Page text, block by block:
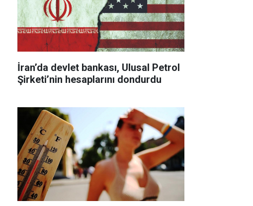
İran’da devlet bankası, Ulusal Petrol
Şirketi’nin hesaplarını dondurdu